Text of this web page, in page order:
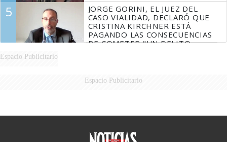
5
JORGE GORINI, EL JUEZ DEL
CASO VIALIDAD, DECLARÓ QUE
CRISTINA KIRCHNER ESTÁ
PAGANDO LAS CONSECUENCIAS
DE COMETER "UN DELITO
Espacio Publicitario
Espacio Publicitario